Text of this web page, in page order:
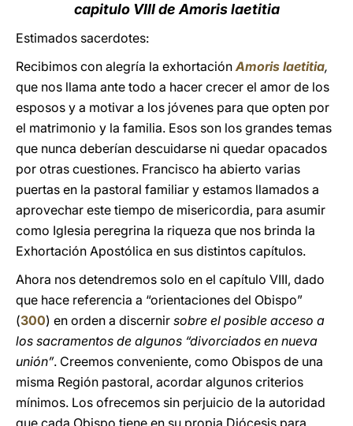
capitulo VIII de Amoris laetitia
Estimados sacerdotes:
Recibimos con alegría la exhortaciónAmoris laetitia,
que nos llama ante todo a hacer crecer el amor de los
esposos y a motivar a los jóvenes para que opten por
el matrimonio y la familia. Esos son los grandes temas
que nunca deberían descuidarse ni quedar opacados
por otras cuestiones. Francisco ha abierto varias
puertas en la pastoral familiar y estamos llamados a
aprovechar este tiempo de misericordia, para asumir
como Iglesia peregrina la riqueza que nos brinda la
Exhortación Apostólica en sus distintos capítulos.
Ahora nos detendremos solo en el capítulo VIII, dado
que hace referencia a “orientaciones del Obispo”
(300) en orden a discernir sobre el posible acceso a
los sacramentos de algunos “divorciados en nueva
unión”. Creemos conveniente, como Obispos de una
misma Región pastoral, acordar algunos criterios
mínimos. Los ofrecemos sin perjuicio de la autoridad
que cada Obispo tiene en su propia Diócesis para